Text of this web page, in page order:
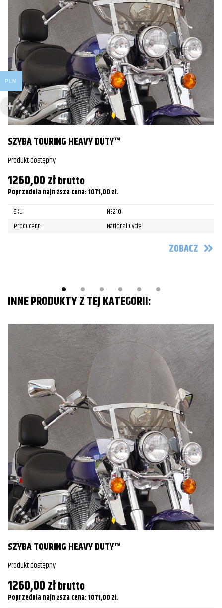
SZYBA TOURING HEAVY DUTY™
Produkt dostępny
1260,00złbrutto
Poprzednia najniższa cena:1071,00 zł.
SKU:
N2210
Producent:
National Cycle
ZOBACZ
INNE PRODUKTY Z TEJ KATEGORII:
SZYBA TOURING HEAVY DUTY™
Produkt dostępny
1260,00złbrutto
Poprzednia najniższa cena:1071,00 zł.
PLN